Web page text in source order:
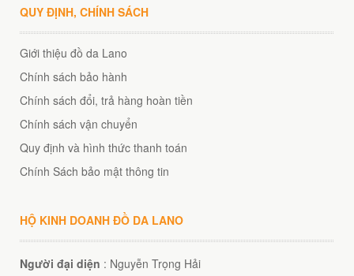
QUY ĐỊNH, CHÍNH SÁCH
Giới thiệu đồ da Lano
Chính sách bảo hành
Chính sách đổi, trả hàng hoàn tiền
Chính sách vận chuyển
Quy định và hình thức thanh toán
Chính Sách bảo mật thông tin
HỘ KINH DOANH ĐỒ DA LANO
Người đại diện : Nguyễn Trọng Hải